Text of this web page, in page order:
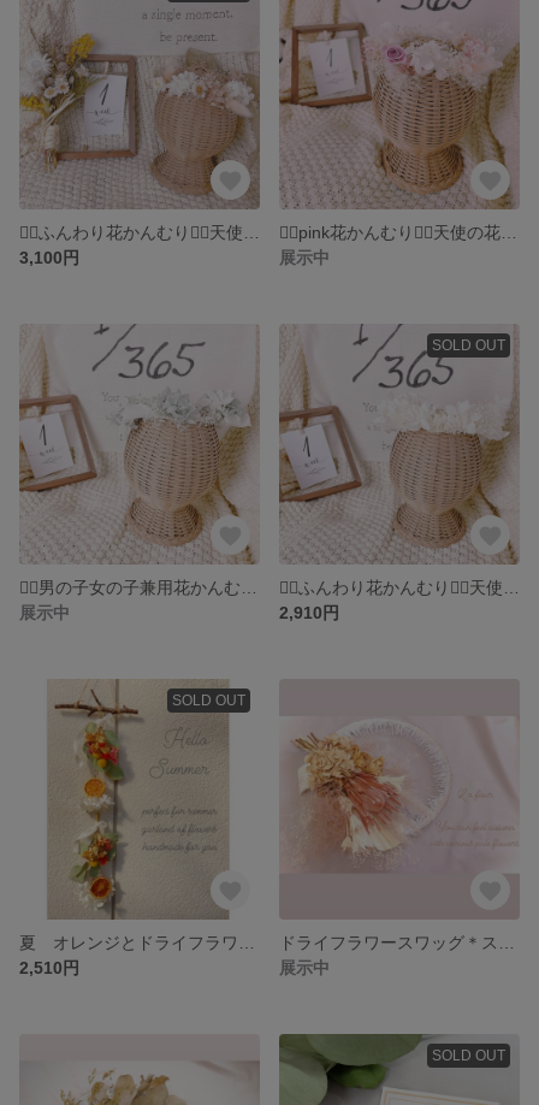
3,100円
展示中
展示中
SOLD OUT
2,910円
SOLD OUT
2,510円
展示中
SOLD OUT